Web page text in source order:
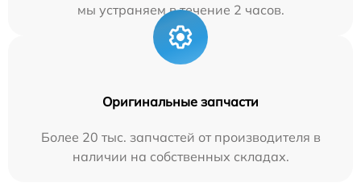
мы устраняем в течение 2 часов.
Оригинальные запчасти
Более 20 тыс. запчастей от производителя в
наличии на собственных складах.